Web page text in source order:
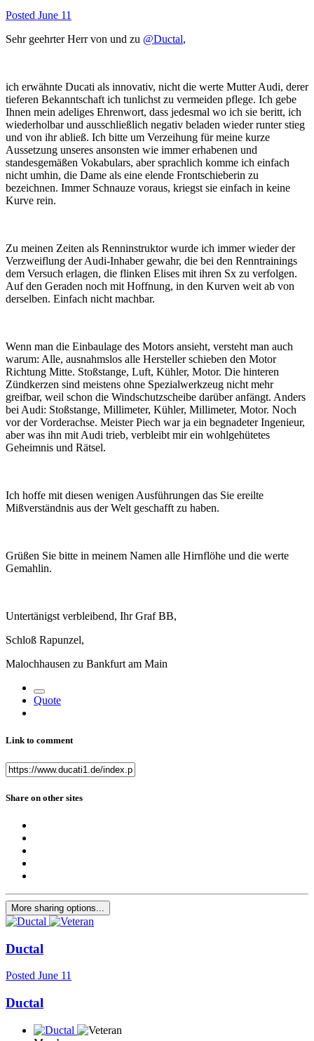
Posted June 11
Sehr geehrter Herr von und zu @Ductal,
ich erwähnte Ducati als innovativ, nicht die werte Mutter Audi, derer
tieferen Bekanntschaft ich tunlichst zu vermeiden pflege. Ich gebe
Ihnen mein adeliges Ehrenwort, dass jedesmal wo ich sie beritt, ich
wiederholbar und ausschließlich negativ beladen wieder runter stieg
und von ihr abließ. Ich bitte um Verzeihung für meine kurze
Aussetzung unseres ansonsten wie immer erhabenen und
standesgemäßen Vokabulars, aber sprachlich komme ich einfach
nicht umhin, die Dame als eine elende Frontschieberin zu
bezeichnen. Immer Schnauze voraus, kriegst sie einfach in keine
Kurve rein.
Zu meinen Zeiten als Renninstruktor wurde ich immer wieder der
Verzweiflung der Audi-Inhaber gewahr, die bei den Renntrainings
dem Versuch erlagen, die flinken Elises mit ihren Sx zu verfolgen.
Auf den Geraden noch mit Hoffnung, in den Kurven weit ab von
derselben. Einfach nicht machbar.
Wenn man die Einbaulage des Motors ansieht, versteht man auch
warum: Alle, ausnahmslos alle Hersteller schieben den Motor
Richtung Mitte. Stoßstange, Luft, Kühler, Motor. Die hinteren
Zündkerzen sind meistens ohne Spezialwerkzeug nicht mehr
greifbar, weil schon die Windschutzscheibe darüber anfängt. Anders
bei Audi: Stoßstange, Millimeter, Kühler, Millimeter, Motor. Noch
vor der Vorderachse. Meister Piech war ja ein begnadeter Ingenieur,
aber was ihn mit Audi trieb, verbleibt mir ein wohlgehütetes
Geheimnis und Rätsel.
Ich hoffe mit diesen wenigen Ausführungen das Sie ereilte
Mißverständnis aus der Welt geschafft zu haben.
Grüßen Sie bitte in meinem Namen alle Hirnflöhe und die werte
Gemahlin.
Untertänigst verbleibend, Ihr Graf BB,
Schloß Rapunzel,
Malochhausen zu Bankfurt am Main
Quote
Link to comment
Share on other sites
More sharing options...
Ductal
Posted June 11
Ductal